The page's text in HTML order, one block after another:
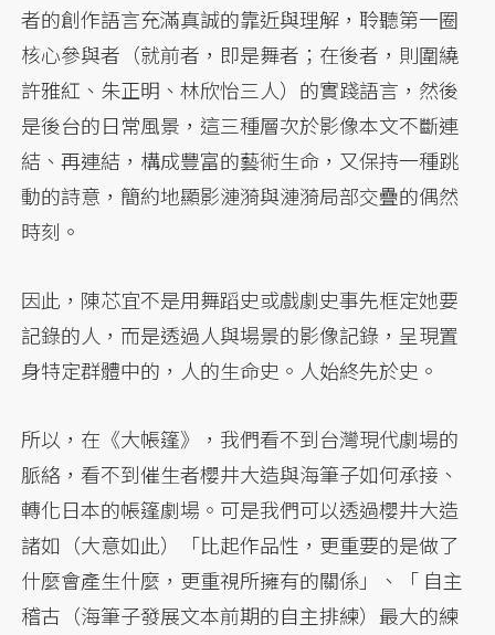
者的創作語言充滿真誠的靠近與理解，聆聽第一圈
核心參與者（就前者，即是舞者；在後者，則圍繞
許雅紅、朱正明、林欣怡三人）的實踐語言，然後
是後台的日常風景，這三種層次於影像本文不斷連
結、再連結，構成豐富的藝術生命，又保持一種跳
動的詩意，簡約地顯影漣漪與漣漪局部交疊的偶然
時刻。
因此，陳芯宜不是用舞蹈史或戲劇史事先框定她要
記錄的人，而是透過人與場景的影像記錄，呈現置
身特定群體中的，人的生命史。人始終先於史。
所以，在《大帳篷》，我們看不到台灣現代劇場的
脈絡，看不到催生者櫻井大造與海筆子如何承接、
轉化日本的帳篷劇場。可是我們可以透過櫻井大造
諸如（大意如此）「比起作品性，更重要的是做了
什麼會產生什麼，更重視所擁有的關係」、「 自主
稽古（海筆子發展文本前期的自主排練）最大的練